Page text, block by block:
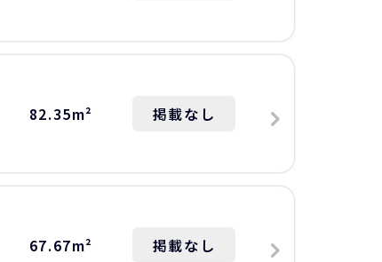
82.35m² 掲載なし
67.67m² 掲載なし